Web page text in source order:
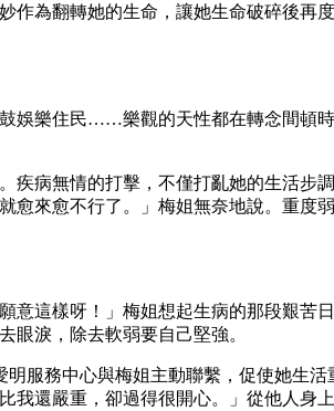
為翻轉她的生命，讓她生命破碎後再
娛樂住民……樂觀的天性都在轉念間頓
病無情的打擊，不僅打亂她的生活步
來愈不行了。」梅姐無奈地說。重度
這樣呀！」梅姐想起生病的那段艱苦
眼淚，除去軟弱要自己堅強。
服務中心與梅姐主動聯繫，促使她生
還嚴重，卻過得很開心。」從他人身